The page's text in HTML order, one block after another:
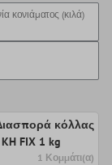
κονιάματος (κιλά)
κόλλας
FIX 1 kg
1 Κομμάτι(α)